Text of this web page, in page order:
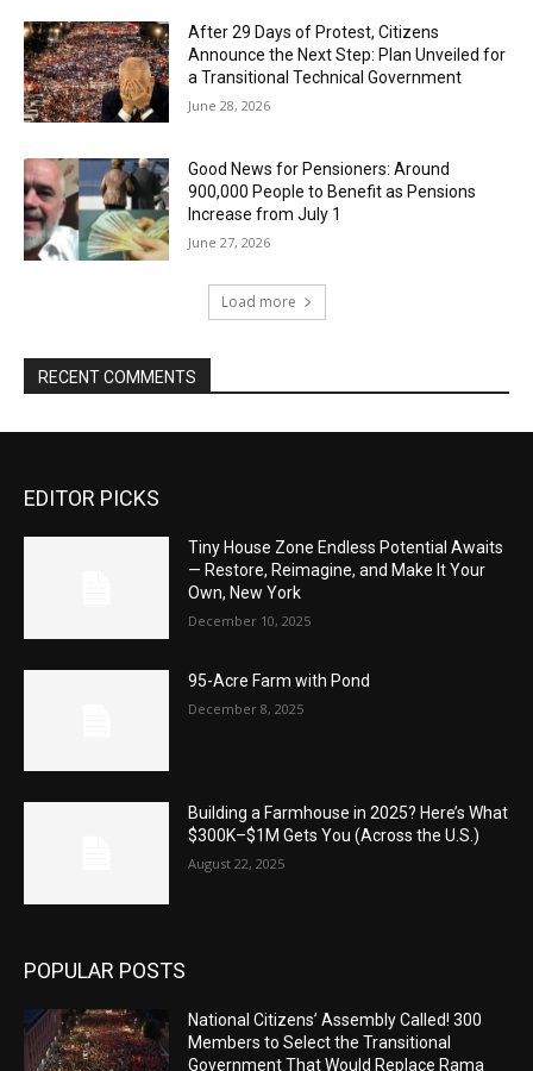
After 29 Days of Protest, Citizens
Announce the Next Step: Plan Unveiled for
a Transitional Technical Government
June 28, 2026
Good News for Pensioners: Around
900,000 People to Benefit as Pensions
Increase from July 1
June 27, 2026
Load more
RECENT COMMENTS
EDITOR PICKS
Tiny House Zone Endless Potential Awaits
— Restore, Reimagine, and Make It Your
Own, New York
December 10, 2025
95-Acre Farm with Pond
December 8, 2025
Building a Farmhouse in 2025? Here’s What
$300K–$1M Gets You (Across the U.S.)
August 22, 2025
POPULAR POSTS
National Citizens’ Assembly Called! 300
Members to Select the Transitional
Government That Would Replace Rama